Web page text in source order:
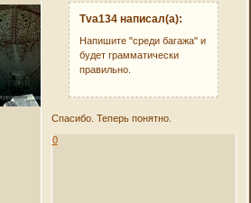
Tva134 написал(а):
Напишите "среди багажа" и
будет грамматически
правильно.
Спасибо. Теперь понятно.
0